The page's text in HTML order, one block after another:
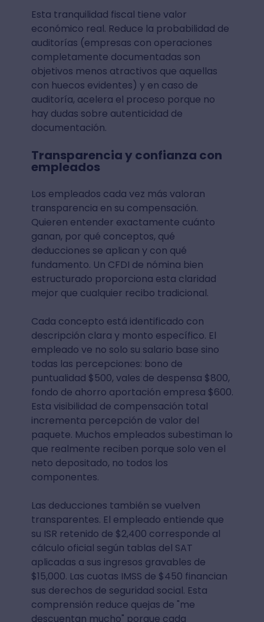
Esta tranquilidad fiscal tiene valor
económico real. Reduce la probabilidad de
auditorías (empresas con operaciones
completamente documentadas son
objetivos menos atractivos que aquellas
con huecos evidentes) y en caso de
auditoría, acelera el proceso porque no
hay dudas sobre autenticidad de
documentación.
Transparencia y confianza con
empleados
Los empleados cada vez más valoran
transparencia en su compensación.
Quieren entender exactamente cuánto
ganan, por qué conceptos, qué
deducciones se aplican y con qué
fundamento. Un CFDI de nómina bien
estructurado proporciona esta claridad
mejor que cualquier recibo tradicional.
Cada concepto está identificado con
descripción clara y monto específico. El
empleado ve no solo su salario base sino
todas las percepciones: bono de
puntualidad $500, vales de despensa $800,
fondo de ahorro aportación empresa $600.
Esta visibilidad de compensación total
incrementa percepción de valor del
paquete. Muchos empleados subestiman lo
que realmente reciben porque solo ven el
neto depositado, no todos los
componentes.
Las deducciones también se vuelven
transparentes. El empleado entiende que
su ISR retenido de $2,400 corresponde al
cálculo oficial según tablas del SAT
aplicadas a sus ingresos gravables de
$15,000. Las cuotas IMSS de $450 financian
sus derechos de seguridad social. Esta
comprensión reduce quejas de "me
descuentan mucho" porque cada